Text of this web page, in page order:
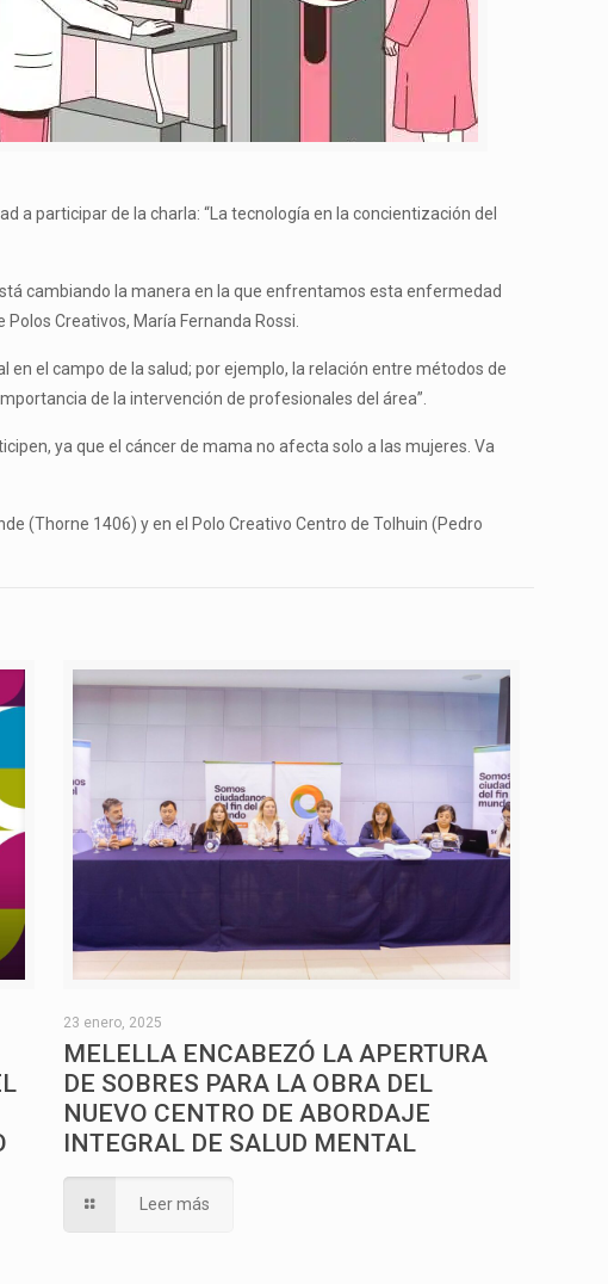
a participar de la charla: “La tecnología en la concientización del
cambiando la manera en la que enfrentamos esta enfermedad
Creativos, María Fernanda Rossi.
el campo de la salud; por ejemplo, la relación entre métodos de
de la intervención de profesionales del área”.
ya que el cáncer de mama no afecta solo a las mujeres. Va
(Thorne 1406) y en el Polo Creativo Centro de Tolhuin (Pedro
23 enero, 2025
MELELLA ENCABEZÓ LA APERTURA
DE SOBRES PARA LA OBRA DEL
NUEVO CENTRO DE ABORDAJE
INTEGRAL DE SALUD MENTAL
Leer más